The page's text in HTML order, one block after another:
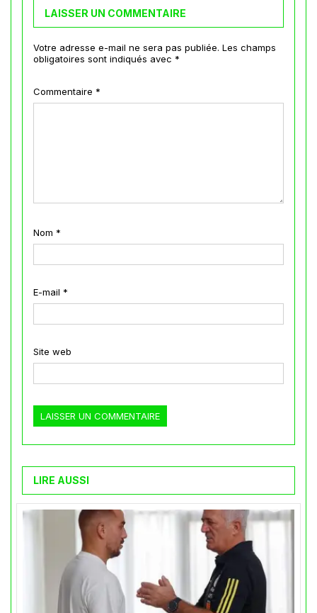
LAISSER UN COMMENTAIRE
Votre adresse e-mail ne sera pas publiée. Les champs
obligatoires sont indiqués avec *
Commentaire *
Nom *
E-mail *
Site web
LIRE AUSSI